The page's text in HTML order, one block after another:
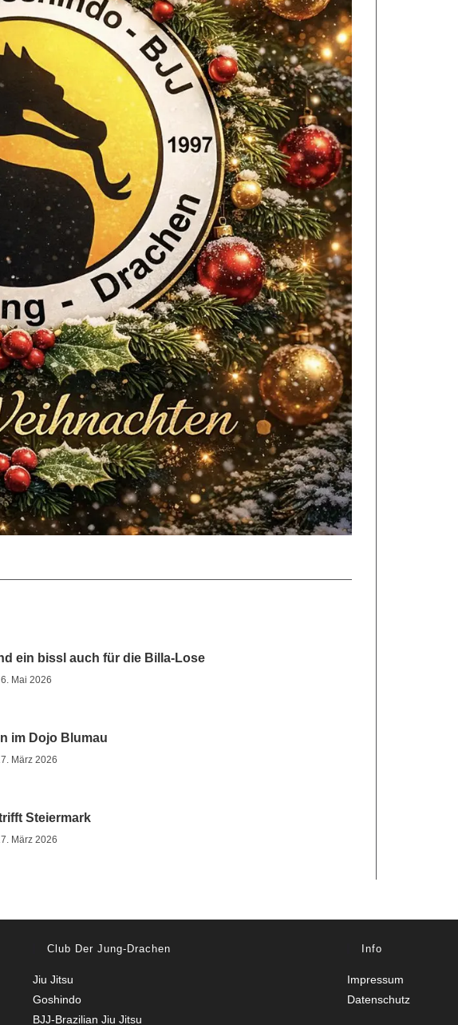
ein bissl auch für die Billa-Lose
6. Mai 2026
im Dojo Blumau
März 2026
Steiermark
März 2026
Club Der Jung-Drachen
Jiu Jitsu
Goshindo
BJJ-Brazilian Jiu Jitsu
Info
Impressum
Datenschutz